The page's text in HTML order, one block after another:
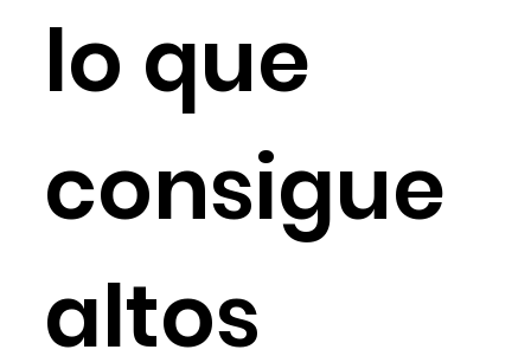
lo que
consigue
altos